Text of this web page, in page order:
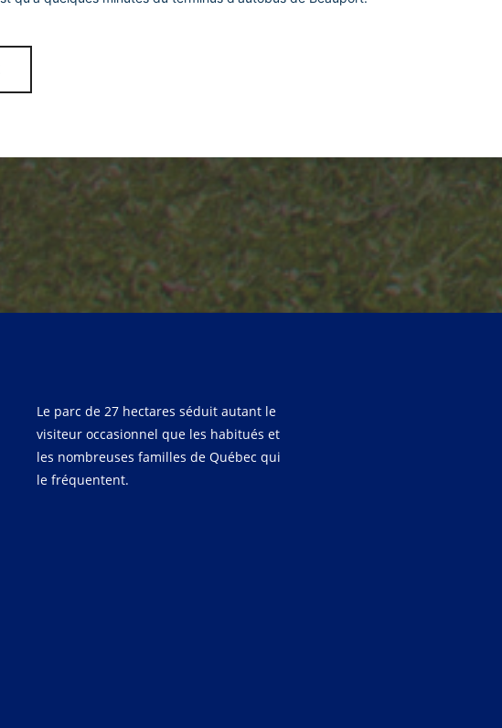
Le parc de 27 hectares séduit autant le
visiteur occasionnel que les habitués et
les nombreuses familles de Québec qui
le fréquentent.